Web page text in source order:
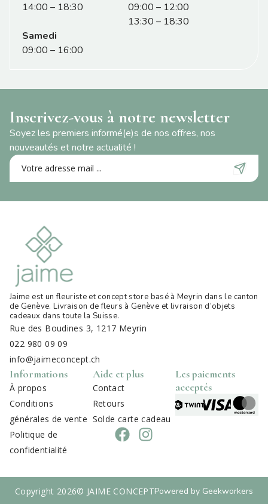
14:00 – 18:30
09:00 – 12:00
13:30 – 18:30
Samedi
09:00 – 16:00
Inscrivez-vous à notre newsletter
Soyez les premiers informé(e)s de nos offres, nos
nouveautés et notre actualité !
Jaime est un fleuriste et concept store basé à Meyrin dans le canton
de Genève. Livraison de fleurs à Genève et livraison d’objets
cadeaux dans toute la Suisse.
Rue des Boudines 3, 1217 Meyrin
022 980 09 09
info@jaimeconcept.ch
Informations
À propos
Conditions
générales de vente
Politique de
confidentialité
Aide et plus
Contact
Retours
Solde carte cadeau
Les paiements
acceptés
Copyright 2026© JAIME CONCEPTPowered by Geekworkers